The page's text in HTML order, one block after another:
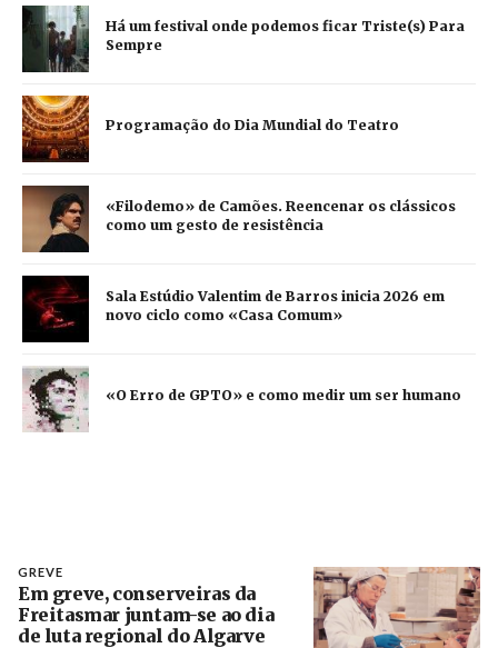
Há um festival onde podemos ficar Triste(s) Para
Sempre
Programação do Dia Mundial do Teatro
«Filodemo» de Camões. Reencenar os clássicos
como um gesto de resistência
Sala Estúdio Valentim de Barros inicia 2026 em
novo ciclo como «Casa Comum»
«O Erro de GPTO» e como medir um ser humano
GREVE
Em greve, conserveiras da
Freitasmar juntam-se ao dia
de luta regional do Algarve